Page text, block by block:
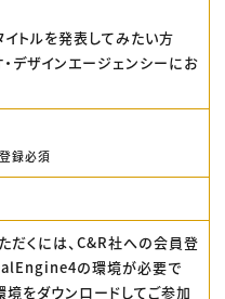
イトルを発表してみたい方
・デザインエージェンシーにお
録必須
だくには、C&R社への会員登
の環境が必要で
境をダウンロードしてご参加